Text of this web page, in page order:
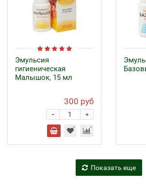
Эмульсия
гигиеническая
Малышок, 15 мл
300 руб
+
-
Показать еще